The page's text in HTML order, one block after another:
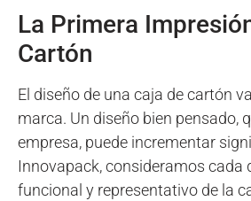
La Primera
Cartón
El diseño de una caja de cartón
marca. Un diseño bien pensado,
empresa, puede incrementar
Innovapack, consideramos cada
funcional y representativo de la